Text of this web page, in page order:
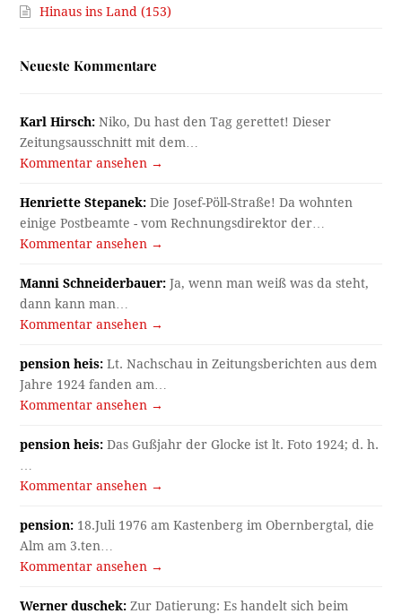
Hinaus ins Land (153)
Neueste Kommentare
Karl Hirsch: Niko, Du hast den Tag gerettet! Dieser
Zeitungsausschnitt mit dem…
Kommentar ansehen →
Henriette Stepanek: Die Josef-Pöll-Straße! Da wohnten
einige Postbeamte - vom Rechnungsdirektor der…
Kommentar ansehen →
Manni Schneiderbauer: Ja, wenn man weiß was da steht,
dann kann man…
Kommentar ansehen →
pension heis: Lt. Nachschau in Zeitungsberichten aus dem
Jahre 1924 fanden am…
Kommentar ansehen →
pension heis: Das Gußjahr der Glocke ist lt. Foto 1924; d. h.
Kommentar ansehen →
pension: 18.Juli 1976 am Kastenberg im Obernbergtal, die
Alm am 3.ten…
Kommentar ansehen →
Werner duschek: Zur Datierung: Es handelt sich beim